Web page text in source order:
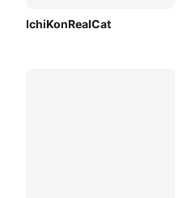
IchiKonRealCat